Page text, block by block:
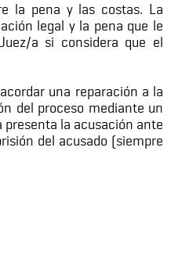
la pena y las costas. La
legal y la pena que le
a si considera que el
una reparación a la
del proceso mediante un
la acusación ante
del acusado (siempre